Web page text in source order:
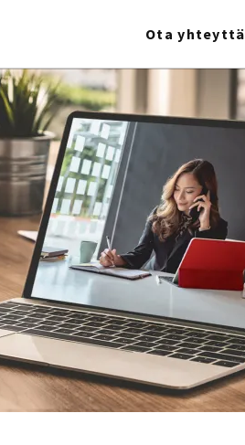
Ota yhteyttä